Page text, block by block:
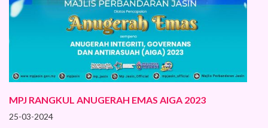
MPJ RANGKUL ANUGERAH EMAS AIGA 2023
25-03-2024